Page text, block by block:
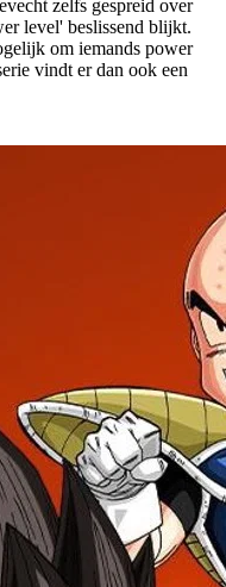
zelfs gespreid over
level' beslissend blijkt.
om iemands power
vindt er dan ook een